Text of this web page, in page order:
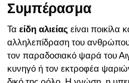
Συμπέρασμα
Τα είδη αλιείας είναι ποικίλα
αλληλεπίδραση του
τον παραδοσιακό ψαρά του
κυνηγό ή τον εκτροφέα